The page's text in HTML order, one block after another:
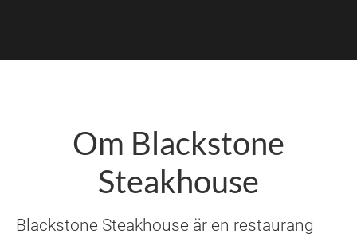
Om Blackstone
Steakhouse
Blackstone Steakhouse är en restaurang